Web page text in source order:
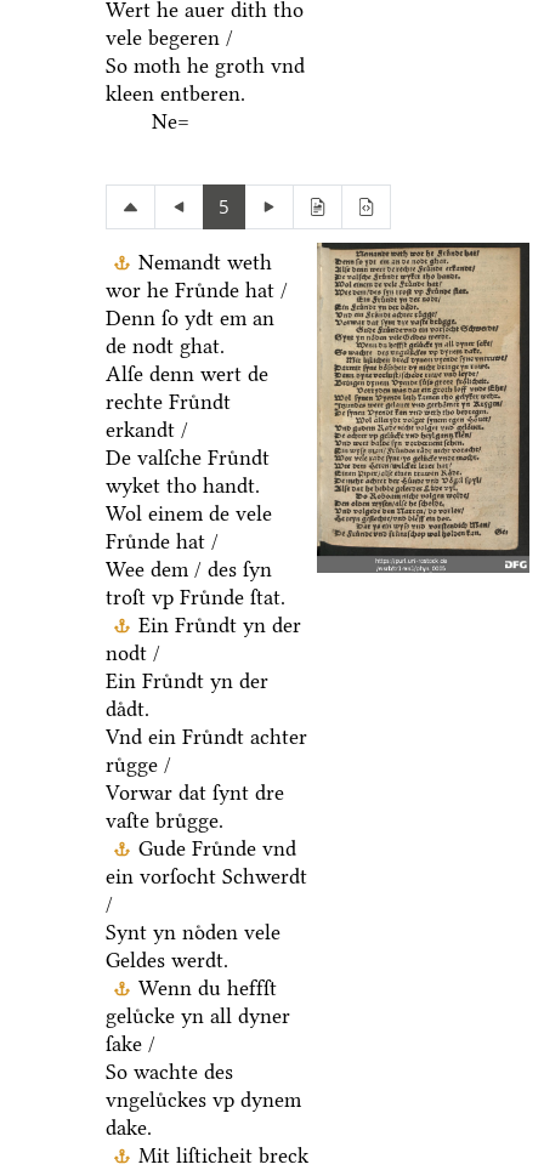
Wert he auer dith tho
vele begeren /
So moth he groth vnd
kleen entberen.
Ne=
5
Nemandt weth
wor he Fruͤnde hat /
Denn ſo ydt em an
de nodt ghat.
Alſe denn wert de
rechte Fruͤndt
erkandt /
De valſche Fruͤndt
wyket tho handt.
Wol einem de vele
Fruͤnde hat /
Wee dem / des ſyn
troſt vp Fruͤnde ſtat.
Ein Fruͤndt yn der
nodt /
Ein Fruͤndt yn der
daͤdt.
Vnd ein Fruͤndt achter
ruͤgge /
Vorwar dat ſynt dre
vaſte bruͤgge.
Gude Fruͤnde vnd
ein vorſocht Schwerdt
/
Synt yn noͤden vele
Geldes werdt.
Wenn du heffſt
geluͤcke yn all dyner
ſake /
So wachte des
vngeluͤckes vp dynem
dake.
Mit liſticheit breck